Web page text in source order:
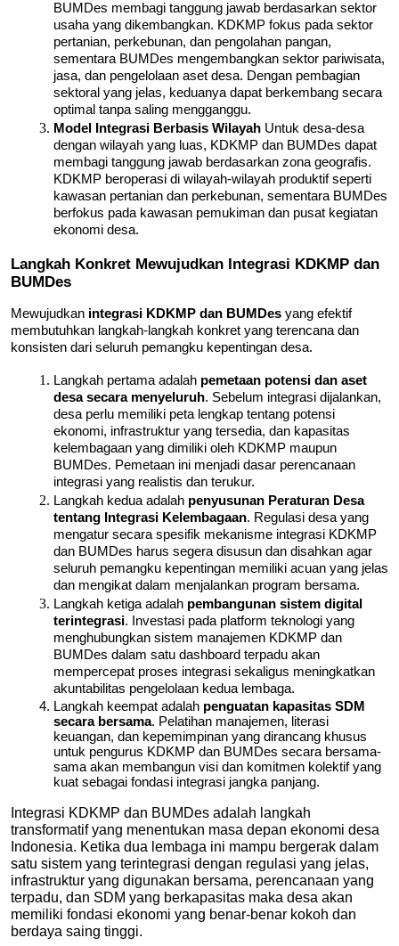
BUMDes membagi tanggung jawab berdasarkan sektor
usaha yang dikembangkan. KDKMP fokus pada sektor
pertanian, perkebunan, dan pengolahan pangan,
sementara BUMDes mengembangkan sektor pariwisata,
jasa, dan pengelolaan aset desa. Dengan pembagian
sektoral yang jelas, keduanya dapat berkembang secara
optimal tanpa saling mengganggu.
Model Integrasi Berbasis Wilayah Untuk desa-desa
dengan wilayah yang luas, KDKMP dan BUMDes dapat
membagi tanggung jawab berdasarkan zona geografis.
KDKMP beroperasi di wilayah-wilayah produktif seperti
kawasan pertanian dan perkebunan, sementara BUMDes
berfokus pada kawasan pemukiman dan pusat kegiatan
ekonomi desa.
Langkah Konkret Mewujudkan Integrasi KDKMP dan
BUMDes
Mewujudkan integrasi KDKMP dan BUMDes yang efektif
membutuhkan langkah-langkah konkret yang terencana dan
konsisten dari seluruh pemangku kepentingan desa.
Langkah pertama adalah pemetaan potensi dan aset
desa secara menyeluruh. Sebelum integrasi dijalankan,
desa perlu memiliki peta lengkap tentang potensi
ekonomi, infrastruktur yang tersedia, dan kapasitas
kelembagaan yang dimiliki oleh KDKMP maupun
BUMDes. Pemetaan ini menjadi dasar perencanaan
integrasi yang realistis dan terukur.
Langkah kedua adalah penyusunan Peraturan Desa
tentang Integrasi Kelembagaan. Regulasi desa yang
mengatur secara spesifik mekanisme integrasi KDKMP
dan BUMDes harus segera disusun dan disahkan agar
seluruh pemangku kepentingan memiliki acuan yang jelas
dan mengikat dalam menjalankan program bersama.
Langkah ketiga adalah pembangunan sistem digital
terintegrasi. Investasi pada platform teknologi yang
menghubungkan sistem manajemen KDKMP dan
BUMDes dalam satu dashboard terpadu akan
mempercepat proses integrasi sekaligus meningkatkan
akuntabilitas pengelolaan kedua lembaga.
Langkah keempat adalah penguatan kapasitas SDM
secara bersama. Pelatihan manajemen, literasi
keuangan, dan kepemimpinan yang dirancang khusus
untuk pengurus KDKMP dan BUMDes secara bersama-
sama akan membangun visi dan komitmen kolektif yang
kuat sebagai fondasi integrasi jangka panjang.
Integrasi KDKMP dan BUMDes adalah langkah
transformatif yang menentukan masa depan ekonomi desa
Indonesia. Ketika dua lembaga ini mampu bergerak dalam
satu sistem yang terintegrasi dengan regulasi yang jelas,
infrastruktur yang digunakan bersama, perencanaan yang
terpadu, dan SDM yang berkapasitas maka desa akan
memiliki fondasi ekonomi yang benar-benar kokoh dan
berdaya saing tinggi.